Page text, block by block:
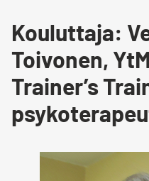
Kouluttaja:
Toivonen,
Trainer’s